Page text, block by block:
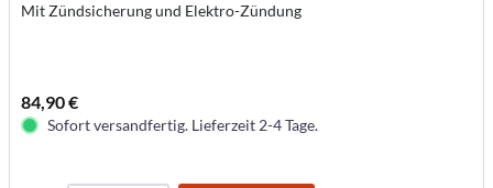
Mit Zündsicherung und Elektro-Zündung
84,90 €
Sofort versandfertig. Lieferzeit 2-4 Tage.